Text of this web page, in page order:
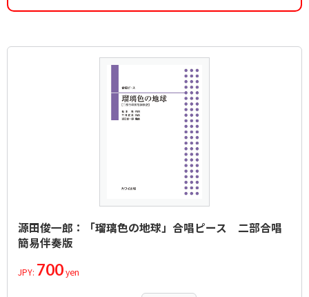
源田俊一郎：「瑠璃色の地球」合唱ピース 二部合唱
簡易伴奏版
JPY: 700yen